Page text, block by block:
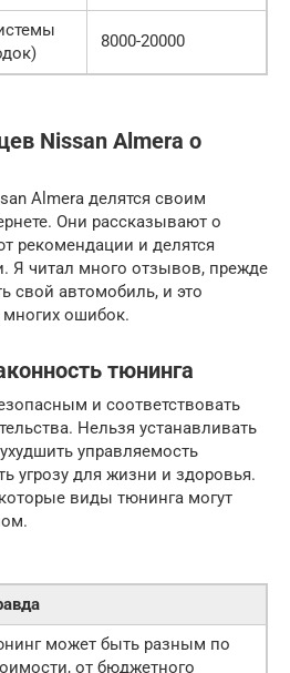
8000-20000
Nissan Almera о
Almera делятся своим
Они рассказывают о
рекомендации и делятся
Я читал много отзывов, прежде
свой автомобиль, и это
ошибок.
тюнинга
и соответствовать
Нельзя устанавливать
управляемость
угрозу для жизни и здоровья.
виды тюнинга могут
может быть разным по
от бюджетного